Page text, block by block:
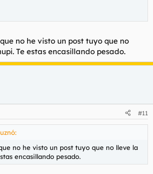
no he visto un post tuyo que no
Te estas encasillando pesado.
#11
no he visto un post tuyo que no lleve la
encasillando pesado.